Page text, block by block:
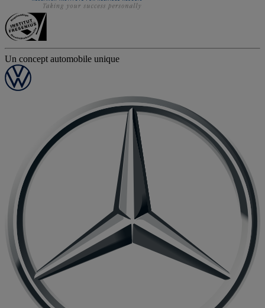
Un concept automobile unique